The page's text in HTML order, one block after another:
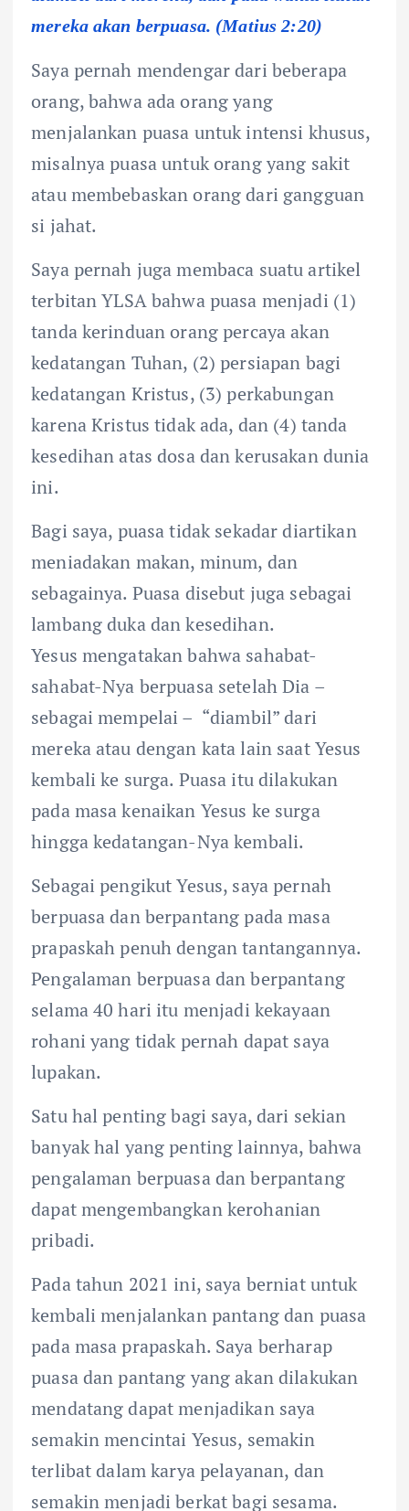
mereka akan berpuasa. (Matius 2:20)
Saya pernah mendengar dari beberapa
orang, bahwa ada orang yang
menjalankan puasa untuk intensi khusus,
misalnya puasa untuk orang yang sakit
atau membebaskan orang dari gangguan
si jahat.
Saya pernah juga membaca suatu artikel
terbitan YLSA bahwa puasa menjadi (1)
tanda kerinduan orang percaya akan
kedatangan Tuhan, (2) persiapan bagi
kedatangan Kristus, (3) perkabungan
karena Kristus tidak ada, dan (4) tanda
kesedihan atas dosa dan kerusakan dunia
ini.
Bagi saya, puasa tidak sekadar diartikan
meniadakan makan, minum, dan
sebagainya. Puasa disebut juga sebagai
lambang duka dan kesedihan.
Yesus mengatakan bahwa sahabat-
sahabat-Nya berpuasa setelah Dia –
sebagai mempelai – “diambil” dari
mereka atau dengan kata lain saat Yesus
kembali ke surga. Puasa itu dilakukan
pada masa kenaikan Yesus ke surga
hingga kedatangan-Nya kembali.
Sebagai pengikut Yesus, saya pernah
berpuasa dan berpantang pada masa
prapaskah penuh dengan tantangannya.
Pengalaman berpuasa dan berpantang
selama 40 hari itu menjadi kekayaan
rohani yang tidak pernah dapat saya
lupakan.
Satu hal penting bagi saya, dari sekian
banyak hal yang penting lainnya, bahwa
pengalaman berpuasa dan berpantang
dapat mengembangkan kerohanian
pribadi.
Pada tahun 2021 ini, saya berniat untuk
kembali menjalankan pantang dan puasa
pada masa prapaskah. Saya berharap
puasa dan pantang yang akan dilakukan
mendatang dapat menjadikan saya
semakin mencintai Yesus, semakin
terlibat dalam karya pelayanan, dan
semakin menjadi berkat bagi sesama.